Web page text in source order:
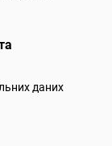
даних